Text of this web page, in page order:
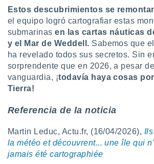
Estos descubrimientos se
el equipo logró cartografiar estas
submarinasen las cartas náuticas
y el Mar de Weddell. Sabemos que
ha revelado todos sus secretos. Sin
sorprendente que en 2026, a pesar
vanguardia, ¡todavía haya cosas
Tierra!
Referencia de la noticia
Martin Leduc, Actu.fr, (16/04/2026),
la météo et découvrent... une île qui
jamais été cartographiée